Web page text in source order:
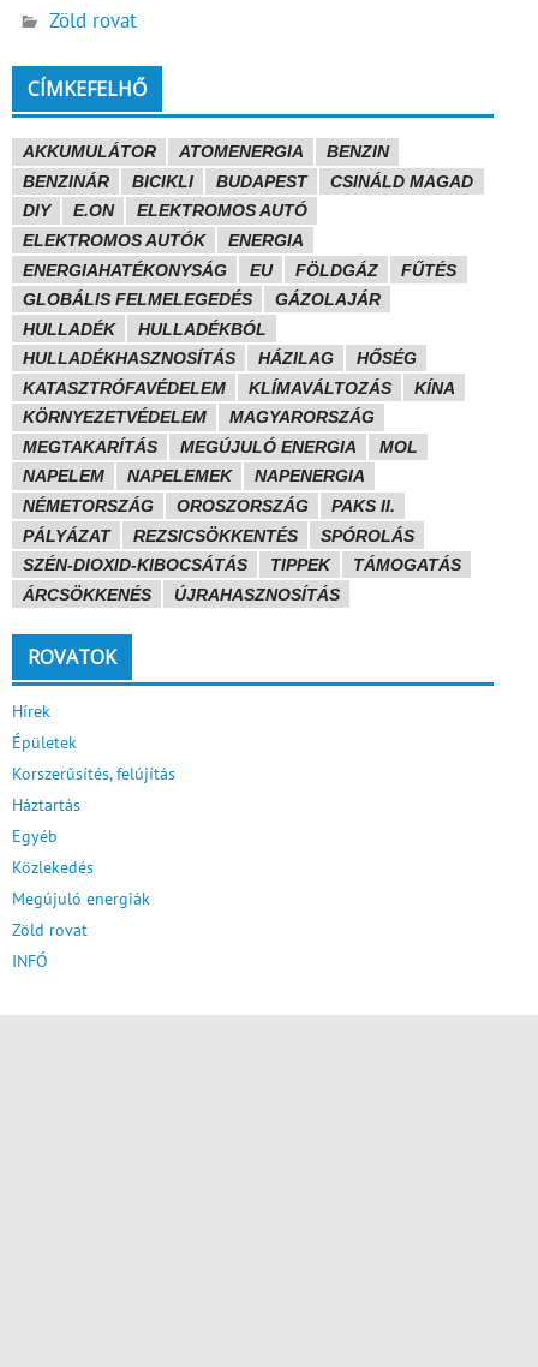
Zöld rovat
CÍMKEFELHŐ
AKKUMULÁTOR ATOMENERGIA
BENZIN
BENZINÁR
BICIKLI BUDAPEST
CSINÁLD MAGAD
DIY
E.ON
ELEKTROMOS AUTÓ
ELEKTROMOS AUTÓK
ENERGIA
ENERGIAHATÉKONYSÁG
EU FÖLDGÁZ
FŰTÉS
GLOBÁLIS FELMELEGEDÉS
GÁZOLAJÁR
HULLADÉK
HULLADÉKBÓL
HULLADÉKHASZNOSÍTÁS
HÁZILAG
HŐSÉG
KATASZTRÓFAVÉDELEM
KLÍMAVÁLTOZÁS
KÍNA
KÖRNYEZETVÉDELEM
MAGYARORSZÁG
MEGTAKARÍTÁS
MEGÚJULÓ ENERGIA
MOL
NAPELEM
NAPELEMEK
NAPENERGIA
NÉMETORSZÁG
OROSZORSZÁG
PAKS II.
PÁLYÁZAT
REZSICSÖKKENTÉS
SPÓROLÁS
SZÉN-DIOXID-KIBOCSÁTÁS
TIPPEK
TÁMOGATÁS
ÁRCSÖKKENÉS
ÚJRAHASZNOSÍTÁS
ROVATOK
Hírek
Épületek
Korszerűsítés, felújítás
Háztartás
Egyéb
Közlekedés
Megújuló energiák
Zöld rovat
INFÓ